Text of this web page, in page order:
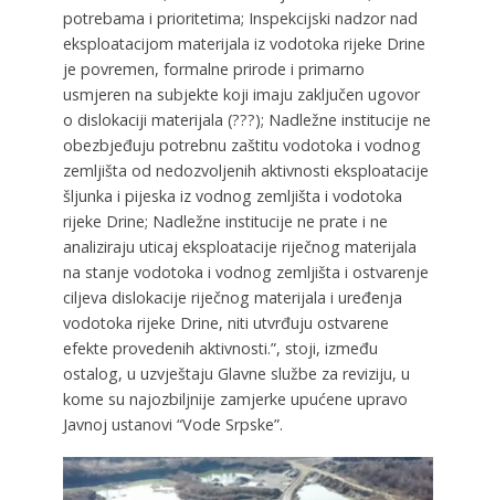
potrebama i prioritetima; Inspekcijski nadzor nad
eksploatacijom materijala iz vodotoka rijeke Drine
je povremen, formalne prirode i primarno
usmjeren na subjekte koji imaju zaključen ugovor
o dislokaciji materijala (???); Nadležne institucije ne
obezbjeđuju potrebnu zaštitu vodotoka i vodnog
zemljišta od nedozvoljenih aktivnosti eksploatacije
šljunka i pijeska iz vodnog zemljišta i vodotoka
rijeke Drine; Nadležne institucije ne prate i ne
analiziraju uticaj eksploatacije riječnog materijala
na stanje vodotoka i vodnog zemljišta i ostvarenje
ciljeva dislokacije riječnog materijala i uređenja
vodotoka rijeke Drine, niti utvrđuju ostvarene
efekte provedenih aktivnosti.”, stoji, između
ostalog, u uzvještaju Glavne službe za reviziju, u
kome su najozbiljnije zamjerke upućene upravo
Javnoj ustanovi “Vode Srpske”.